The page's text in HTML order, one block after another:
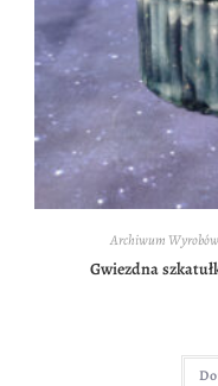
Archiwum
Gwiezdna